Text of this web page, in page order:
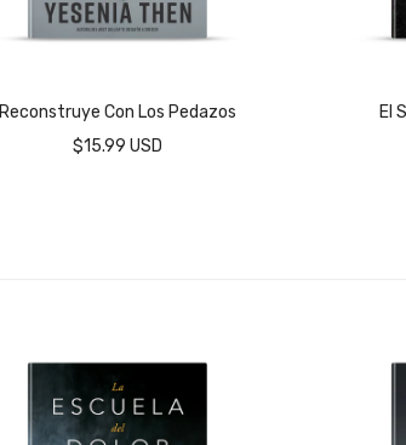
Reconstruye Con Los Pedazos
$15.99 USD
El